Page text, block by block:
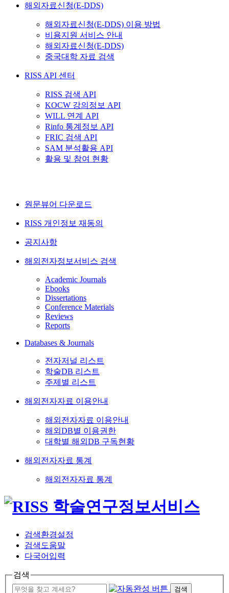
해외자료신청(E-DDS)
해외자료신청(E-DDS) 이용 방법
비용지원 서비스 안내
해외자료신청(E-DDS)
중국대학 자료 검색
RISS API 센터
RISS 검색 API
KOCW 강의정보 API
WILL 연계 API
Rinfo 통계정보 API
FRIC 검색 API
SAM 분석활용 API
활용 및 참여 현황
원문뷰어 다운로드
RISS 개인정보 재동의
공지사항
해외전자정보서비스 검색
Academic Journals
Ebooks
Dissertations
Conference Materials
Reviews
Reports
Databases & Journals
전자저널 리스트
학술DB 리스트
주제별 리스트
해외전자자료 이용안내
해외전자자료 이용안내
해외DB별 이용권한
대학별 해외DB 구독현황
해외전자자료 통계
해외전자자료 통계
검색환경설정
검색도움말
다국어입력
검색
검색